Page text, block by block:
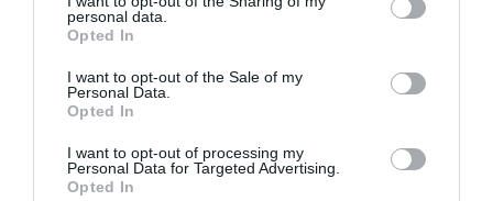
personal data.
Opted In
I want to opt-out of the Sale of my
Personal Data.
Opted In
I want to opt-out of processing my
Personal Data for Targeted Advertising.
Opted In